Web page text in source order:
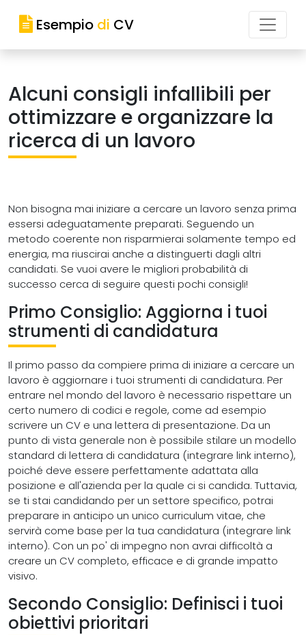
Esempio di CV
Alcuni consigli infallibili per
ottimizzare e organizzare la
ricerca di un lavoro
Non bisogna mai iniziare a cercare un lavoro senza prima
essersi adeguatamente preparati. Seguendo un
metodo coerente non risparmierai solamente tempo ed
energia, ma riuscirai anche a distinguerti dagli altri
candidati. Se vuoi avere le migliori probabilità di
successo cerca di seguire questi pochi consigli!
Primo Consiglio: Aggiorna i tuoi
strumenti di candidatura
Il primo passo da compiere prima di iniziare a cercare un
lavoro è aggiornare i tuoi strumenti di candidatura. Per
entrare nel mondo del lavoro è necessario rispettare un
certo numero di codici e regole, come ad esempio
scrivere un CV e una lettera di presentazione. Da un
punto di vista generale non è possibile stilare un modello
standard di lettera di candidatura (integrare link interno),
poiché deve essere perfettamente adattata alla
posizione e all'azienda per la quale ci si candida. Tuttavia,
se ti stai candidando per un settore specifico, potrai
preparare in anticipo un unico curriculum vitae, che
servirà come base per la tua candidatura (integrare link
interno). Con un po' di impegno non avrai difficoltà a
creare un CV completo, efficace e di grande impatto
visivo.
Secondo Consiglio: Definisci i tuoi
obiettivi prioritari